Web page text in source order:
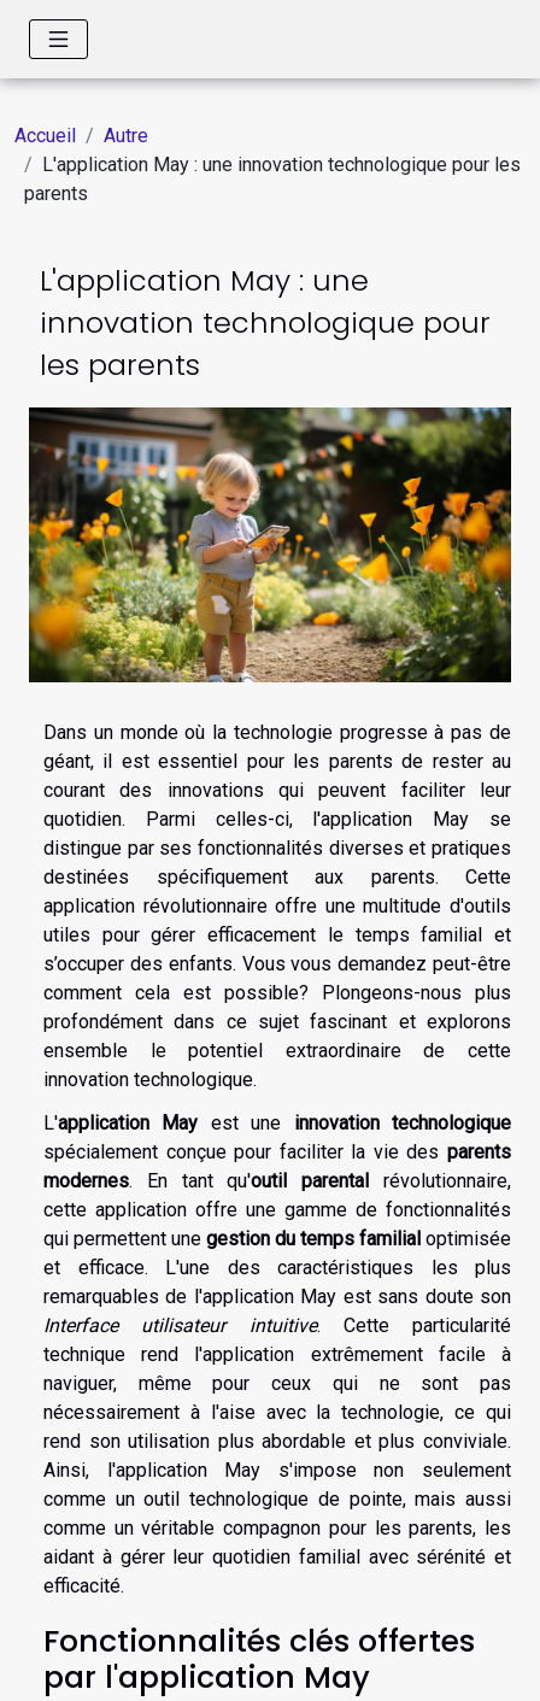
Accueil
Autre
L'application May : une innovation technologique pour les
parents
L'application May : une
innovation technologique pour
les parents
Dans un monde où la technologie progresse à pas de
géant, il est essentiel pour les parents de rester au
courant des innovations qui peuvent faciliter leur
quotidien. Parmi celles-ci, l'application May se
distingue par ses fonctionnalités diverses et pratiques
destinées spécifiquement aux parents. Cette
application révolutionnaire offre une multitude d'outils
utiles pour gérer efficacement le temps familial et
s’occuper des enfants. Vous vous demandez peut-être
comment cela est possible? Plongeons-nous plus
profondément dans ce sujet fascinant et explorons
ensemble le potentiel extraordinaire de cette
innovation technologique.
L'application May est une innovation technologique
spécialement conçue pour faciliter la vie des parents
modernes. En tant qu'outil parental
révolutionnaire,
cette application offre une gamme de fonctionnalités
qui permettent une gestion du temps familial optimisée
et efficace. L'une des caractéristiques les plus
remarquables de l'application May est sans doute son
Interface utilisateur intuitive. Cette particularité
technique rend l'application extrêmement facile à
naviguer, même pour ceux qui ne sont pas
nécessairement à l'aise avec la technologie, ce qui
rend son utilisation plus abordable et plus conviviale.
Ainsi, l'application May s'impose non seulement
comme un outil technologique de pointe, mais aussi
comme un véritable compagnon pour les parents, les
aidant à gérer leur quotidien familial avec sérénité et
efficacité.
Fonctionnalités clés offertes
par l'application May